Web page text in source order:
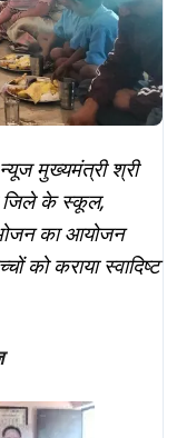
मुख्यमंत्री श्री
जिले के स्कूल,
का आयोजन
को कराया स्वादिष्ट